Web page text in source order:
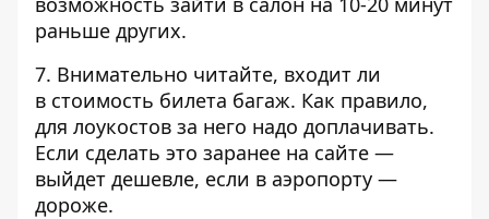
раньше других.
7. Внимательно читайте, входит ли
в стоимость билета багаж. Как правило,
для лоукостов за него надо доплачивать.
Если сделать это заранее на сайте —
выйдет дешевле, если в аэропорту —
дороже.